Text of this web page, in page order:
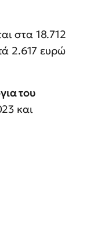
στα 18.712
2.617 ευρώ
του
και